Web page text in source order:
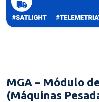
MGA – Módulo
(Máquinas